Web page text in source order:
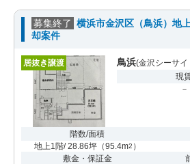
募集終了 横浜市金沢区（鳥浜）地
却案件
居抜き譲渡 鳥浜(金沢シーサ
現
階数/面積
地上1階/ 28.86坪（95.4m2 ）
敷金・保証金